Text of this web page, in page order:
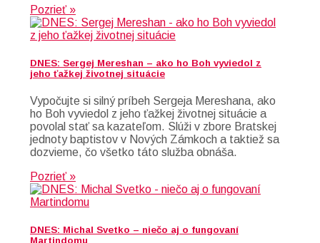
Pozrieť »
DNES: Sergej Mereshan – ako ho Boh vyviedol z
jeho ťažkej životnej situácie
Vypočujte si silný príbeh Sergeja Mereshana, ako
ho Boh vyviedol z jeho ťažkej životnej situácie a
povolal stať sa kazateľom. Slúži v zbore Bratskej
jednoty baptistov v Nových Zámkoch a taktiež sa
dozvieme, čo všetko táto služba obnáša.
Pozrieť »
DNES: Michal Svetko – niečo aj o fungovaní
Martindomu